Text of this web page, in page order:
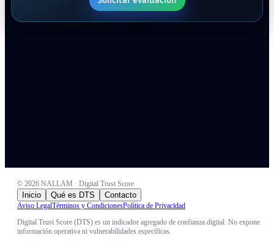
© 2026 NALLAM · Digital Trust Score
Inicio Qué es DTS Contacto
Aviso LegalTérminos y CondicionesPolítica de Privacidad
Digital Trust Score (DTS) es un indicador agregado de confianza digital. No expone
información operativa ni vulnerabilidades específicas.